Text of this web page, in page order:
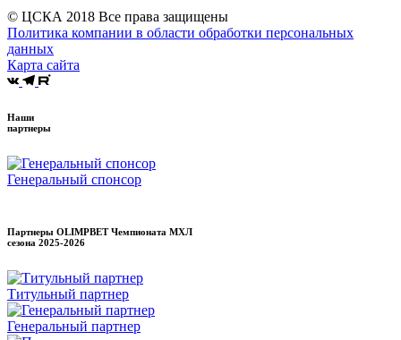
© ЦСКА 2018 Все права защищены
Политика компании в области обработки персональных
данных
Карта сайта
Наши
партнеры
Генеральный спонсор
Партнеры OLIMPBET Чемпионата МХЛ
сезона 2025-2026
Титульный партнер
Генеральный партнер